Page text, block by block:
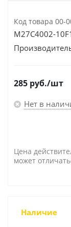
Код товара 00-
M27C4002-
285 руб./шт
Нет в
Цена
может
Наличие